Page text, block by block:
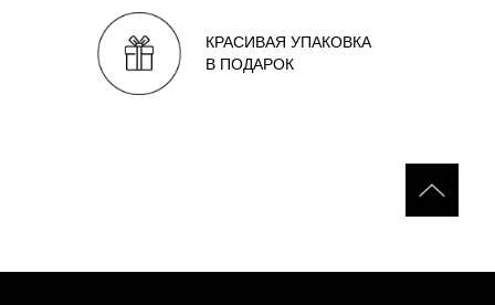
КРАСИВАЯ УПАКОВКА
В ПОДАРОК